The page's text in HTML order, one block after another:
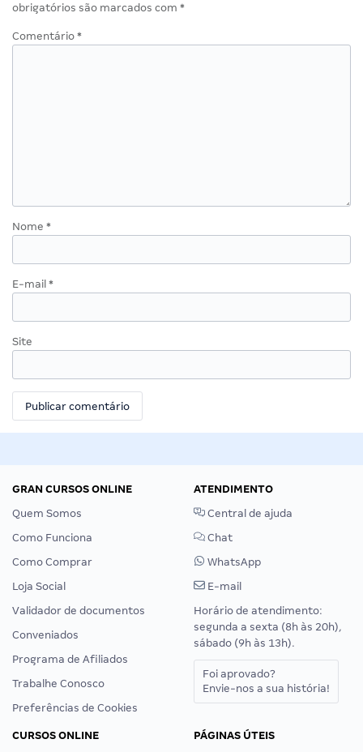
obrigatórios são marcados com *
Comentário *
Nome *
E-mail *
Site
GRAN CURSOS ONLINE
Quem Somos
Como Funciona
Como Comprar
Loja Social
Validador de documentos
Conveniados
Programa de Afiliados
Trabalhe Conosco
Preferências de Cookies
ATENDIMENTO
Central de ajuda
Chat
WhatsApp
E-mail
Horário de atendimento:
segunda a sexta (8h às 20h),
sábado (9h às 13h).
Foi aprovado?
Envie-nos a sua história!
CURSOS ONLINE
PÁGINAS ÚTEIS